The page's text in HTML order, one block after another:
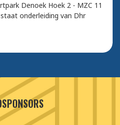
Denoek Hoek 2 - MZC 11
onderleiding van Dhr